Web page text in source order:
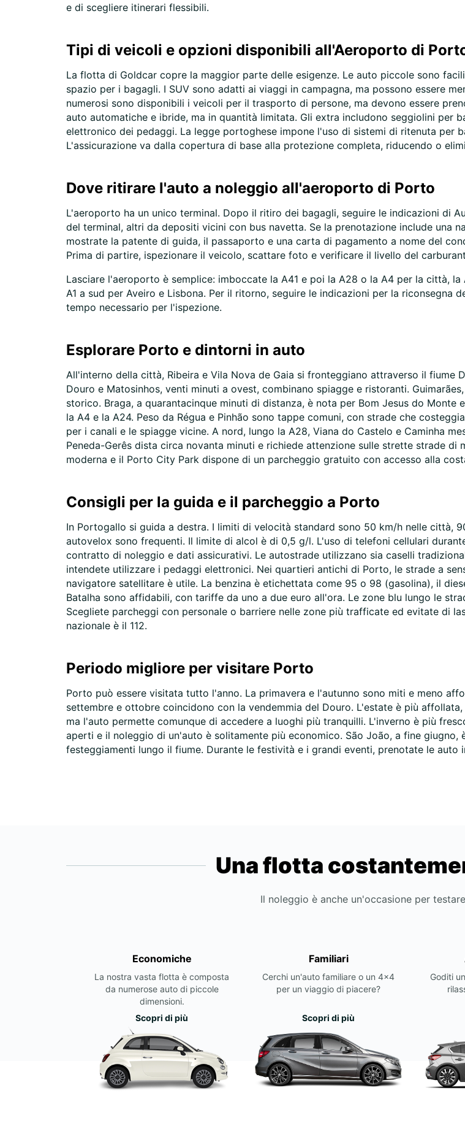
e di scegliere itinerari flessibili.
Tipi di veicoli e opzioni disponibili all'Aeroporto di
La flotta di Goldcar copre la maggior parte delle esigenze. Le auto piccole sono
spazio per i bagagli. I SUV sono adatti ai viaggi in campagna, ma possono essere
numerosi sono disponibili i veicoli per il trasporto di persone, ma devono essere
auto automatiche e ibride, ma in quantità limitata. Gli extra includono seggiolini per
elettronico dei pedaggi. La legge portoghese impone l'uso di sistemi di ritenuta per
L'assicurazione va dalla copertura di base alla protezione completa, riducendo o
Dove ritirare l'auto a noleggio all'aeroporto di Porto
L'aeroporto ha un unico terminal. Dopo il ritiro dei bagagli, seguire le indicazioni di
del terminal, altri da depositi vicini con bus navetta. Se la prenotazione include una
mostrate la patente di guida, il passaporto e una carta di pagamento a nome del
Prima di partire, ispezionare il veicolo, scattare foto e verificare il livello del
Lasciare l'aeroporto è semplice: imboccate la A41 e poi la A28 o la A4 per la città,
A1 a sud per Aveiro e Lisbona. Per il ritorno, seguire le indicazioni per la riconsegna
tempo necessario per l'ispezione.
Esplorare Porto e dintorni in auto
All'interno della città, Ribeira e Vila Nova de Gaia si fronteggiano attraverso il fiume
Douro e Matosinhos, venti minuti a ovest, combinano spiagge e ristoranti.
storico. Braga, a quarantacinque minuti di distanza, è nota per Bom Jesus do
la A4 e la A24. Peso da Régua e Pinhão sono tappe comuni, con strade che
per i canali e le spiagge vicine. A nord, lungo la A28, Viana do Castelo e Caminha
Peneda-Gerês dista circa novanta minuti e richiede attenzione sulle strette strade
moderna e il Porto City Park dispone di un parcheggio gratuito con accesso alla
Consigli per la guida e il parcheggio a Porto
In Portogallo si guida a destra. I limiti di velocità standard sono 50 km/h nelle città,
autovelox sono frequenti. Il limite di alcol è di 0,5 g/l. L'uso di telefoni cellulari
contratto di noleggio e dati assicurativi. Le autostrade utilizzano sia caselli
intendete utilizzare i pedaggi elettronici. Nei quartieri antichi di Porto, le strade a
navigatore satellitare è utile. La benzina è etichettata come 95 o 98 (gasolina), il
Batalha sono affidabili, con tariffe da uno a due euro all'ora. Le zone blu lungo le
Scegliete parcheggi con personale o barriere nelle zone più trafficate ed evitate di
nazionale è il 112.
Periodo migliore per visitare Porto
Porto può essere visitata tutto l'anno. La primavera e l'autunno sono miti e meno
settembre e ottobre coincidono con la vendemmia del Douro. L'estate è più
ma l'auto permette comunque di accedere a luoghi più tranquilli. L'inverno è più
aperti e il noleggio di un'auto è solitamente più economico. São João, a fine
festeggiamenti lungo il fiume. Durante le festività e i grandi eventi, prenotate le auto
Una flotta
Il noleggio è anche un'occasione per
Economiche
La nostra vasta flotta è composta
da numerose auto di piccole
dimensioni.
Scopri di più
Familiari
Cerchi un'auto familiare o un 4x4
per un viaggio di piacere?
Scopri di più
Goditi